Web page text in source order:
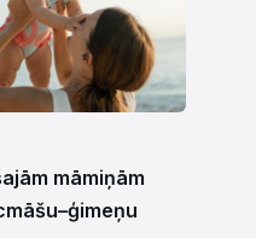
māmiņām